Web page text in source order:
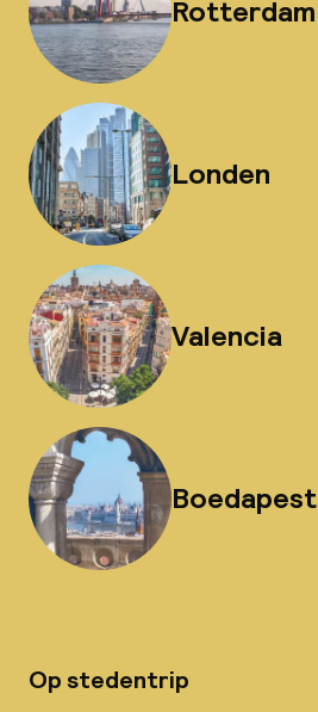
Rotterdam
Londen
Valencia
Boedapest
Op stedentrip